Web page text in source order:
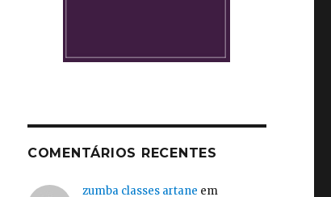
COMENTÁRIOS RECENTES
zumba classes artane em